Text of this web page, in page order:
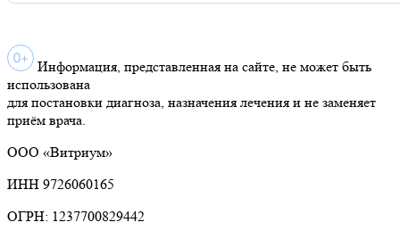
Информация, представленная на сайте, не может быть
использована
для постановки диагноза, назначения лечения и не заменяет
приём врача.
ООО «Витриум»
ИНН 9726060165
ОГРН: 1237700829442